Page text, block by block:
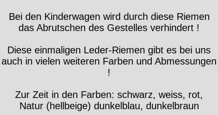
Bei den Kinderwagen wird durch diese Riemen
das Abrutschen des Gestelles verhindert !
Diese einmaligen Leder-Riemen gibt es bei uns
auch in vielen weiteren Farben und Abmessungen
!
Zur Zeit in den Farben: schwarz, weiss, rot,
Natur (hellbeige) dunkelblau, dunkelbraun